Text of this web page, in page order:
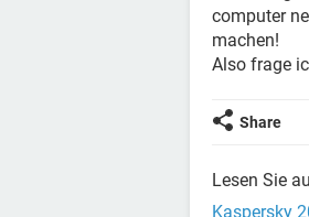
computer
machen!
Also frage
Share
Lesen Sie
Kaspersky